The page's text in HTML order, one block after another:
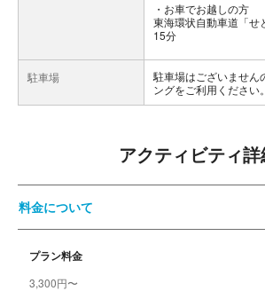
お車でお越しの方
東海環状自動車道「せ
15分
駐車場
駐車場はございません
ングをご利用ください。
アクティビティ
料金について
プラン料金
3,300円〜